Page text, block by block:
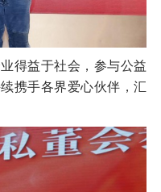
益于社会，参与公益
携手各界爱心伙伴，汇